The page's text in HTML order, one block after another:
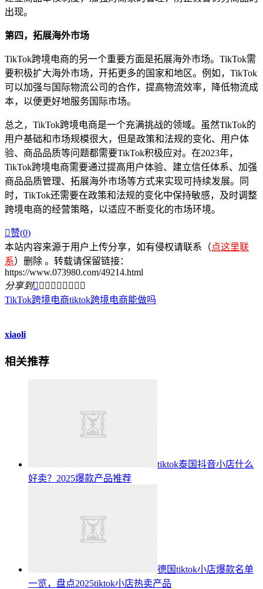
出现。
第四，拓展海外市场
TikTok跨境电商的另一个重要方面是拓展海外市场。TikTok需
要积极扩大海外市场，开拓更多的国家和地区。例如，TikTok
可以加强与国际物流公司的合作，提高物流效率，降低物流成
本，以便更好地服务国际市场。
总之，TikTok跨境电商是一个充满挑战的领域。虽然TikTok的
用户基础和市场规模很大，但是政策和法规的变化、用户体
验、商品品质等问题都需要TikTok积极应对。在2023年，
TikTok跨境电商需要通过提高用户体验、建立信任体系、加强
商品品质管理、拓展海外市场等方式来实现可持续发展。同
时，TikTok还需要在政策和法规的变化中保持敏感，及时调整
跨境电商的经营策略，以适应不断变化的市场环境。
赞(0)
本站内容来源于用户上传分享，如有侵权请联系（点这里联
系）删除 。转载请保留链接：
https://www.073980.com/49214.html
分享到        
TikTok跨境电商tiktok跨境电商能做吗
xiaoli
相关推荐
tiktok泰国抖音小店什么
好卖？2025爆款产品推荐
德国tiktok小店爆款名单
一览，盘点2025tiktok小店热卖产品